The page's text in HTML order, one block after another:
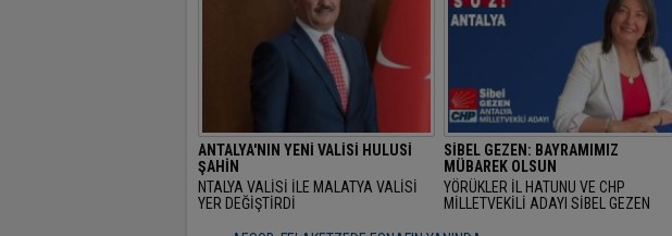
ANTALYA'NIN YENİ VALİSİ HULUSİ
ŞAHİN
NTALYA VALİSİ İLE MALATYA VALİSİ
YER DEĞİŞTİRDİ
SİBEL GEZEN: BAYRAMIMIZ
MÜBAREK OLSUN
YÖRÜKLER İL HATUNU VE CHP
MİLLETVEKİLİ ADAYI SİBEL GEZEN